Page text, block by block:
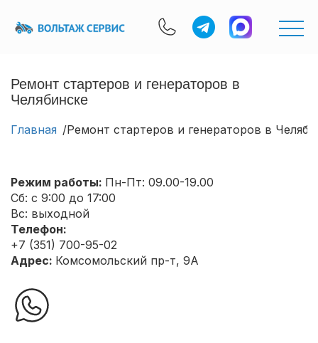
Ремонт стартеров и генераторов в
Челябинске
Главная Ремонт стартеров и генераторов в
Режим работы: Пн-Пт: 09.00-19.00
Сб: с 9:00 до 17:00
Вс: выходной
Телефон:
+7 (351) 700-95-02
Адрес: Комсомольский пр-т, 9А